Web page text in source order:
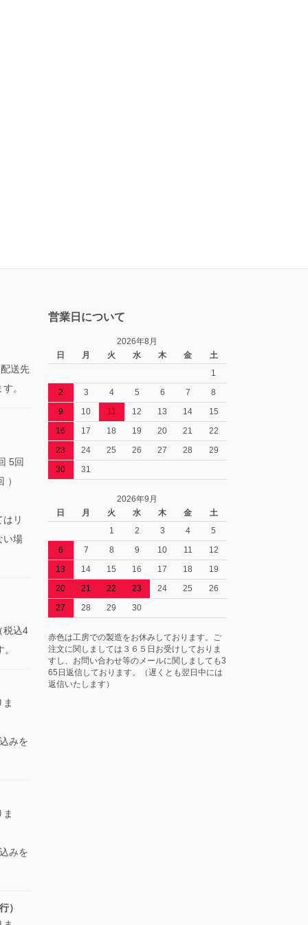
送先
。
5回
）
リ
い場
税込4
。
みを
みを
）
営業日について
2026年8月
日
月 火 水 木 金
土
1
2
3 4 5 6 7
8
9
10 11 12 13 14
15
16
17 18 19 20 21
22
23
24 25 26 27 28
29
30
31
2026年9月
日
月 火 水 木 金
土
1
2 3 4
5
6
7 8 9 10 11
12
13
14 15 16 17 18
19
20
21 22 23 24 25
26
27
28 29 30
赤色は工房での製造をお休みしております。ご
注文に関しましては３６５日お受けしておりま
すし、お問い合わせ等のメールに関しましても3
65日返信しております。（遅くとも翌日中には
返信いたします）